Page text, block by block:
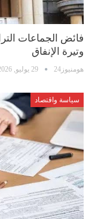
وتيرة الإنفاق
هومنيوز24 29 يوليو, 2026
سياسة واقتصاد